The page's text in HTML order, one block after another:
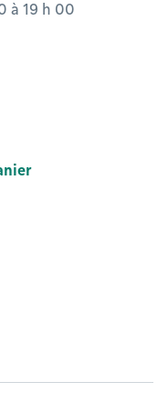
à 19 h 00